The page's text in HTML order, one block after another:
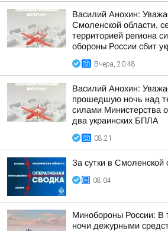
Василий Анохин:
Смоленской области,
территорией региона
обороны России сбит
Вчера, 20:48
Василий Анохин:
прошедшую ночь над
силами Министерства
два украинских БПЛА
08:21
За сутки в Смоленской
08:04
Минобороны России:
ночи дежурными